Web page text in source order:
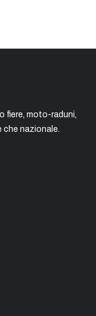
fiere, moto-raduni,
che nazionale.